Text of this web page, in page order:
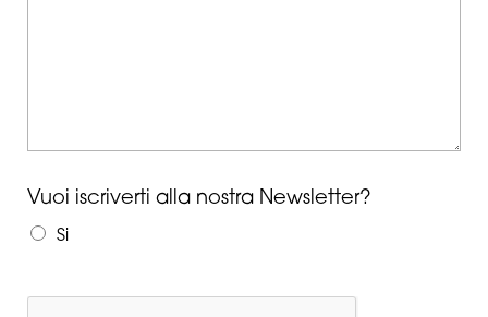
Vuoi iscriverti alla nostra Newsletter?
Si